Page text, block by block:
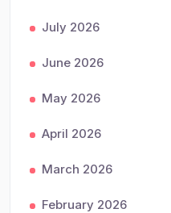
July 2026
June 2026
May 2026
April 2026
March 2026
February 2026